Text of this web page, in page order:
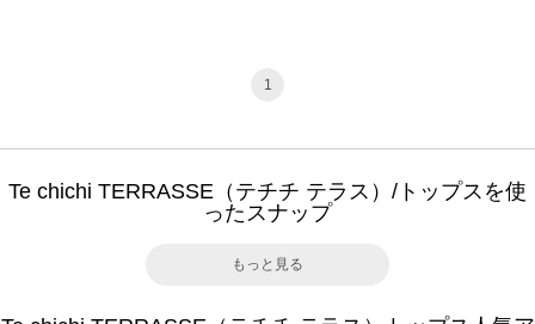
1
Te chichi TERRASSE（テチチ テラス）/トップスを使
ったスナップ
もっと見る